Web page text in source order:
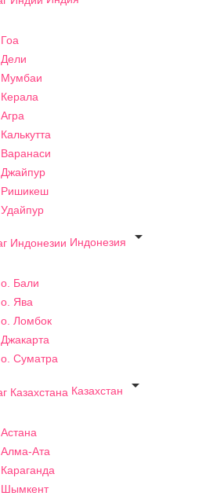
Гоа
Дели
Мумбаи
Керала
Агра
Калькутта
Варанаси
Джайпур
Ришикеш
Удайпур
Индонезия

о. Бали
о. Ява
о. Ломбок
Джакарта
о. Суматра
Казахстан

Астана
Алма-Ата
Караганда
Шымкент